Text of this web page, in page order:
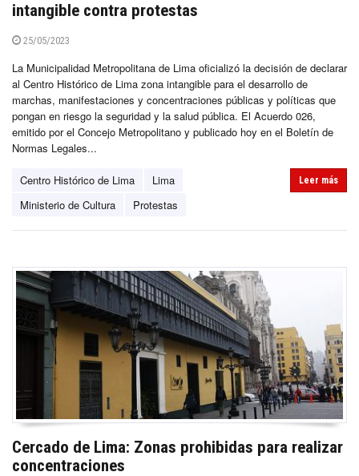
intangible contra protestas
25/05/2023
La Municipalidad Metropolitana de Lima oficializó la decisión de declarar
al Centro Histórico de Lima zona intangible para el desarrollo de
marchas, manifestaciones y concentraciones públicas y políticas que
pongan en riesgo la seguridad y la salud pública. El Acuerdo 026,
emitido por el Concejo Metropolitano y publicado hoy en el Boletín de
Normas Legales...
Centro Histórico de Lima
Lima
Ministerio de Cultura
Protestas
Leer más
Cercado de Lima: Zonas prohibidas para realizar
concentraciones